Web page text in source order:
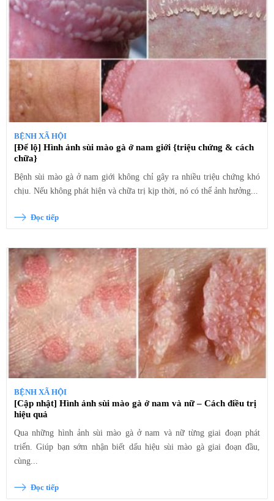
BỆNH XÃ HỘI
[Để lộ] Hình ảnh sùi mào gà ở nam giới {triệu chứng & cách
chữa}
Bệnh sùi mào gà ở nam giới không chỉ gây ra nhiều triệu chứng khó
chịu. Nếu không phát hiện và chữa trị kịp thời, nó có thể ảnh hưởng...
Đọc tiếp
BỆNH XÃ HỘI
[Cập nhật] Hình ảnh sùi mào gà ở nam và nữ – Cách điều trị
hiệu quả
Qua những hình ảnh sùi mào gà ở nam và nữ từng giai đoạn phát
triển. Giúp bạn sớm nhận biết dấu hiệu sùi mào gà giai đoạn đầu,
cùng...
Đọc tiếp